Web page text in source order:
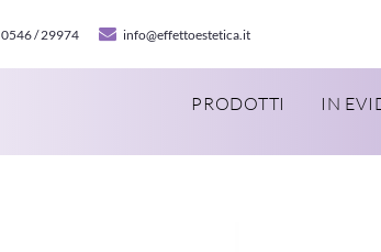
0546 / 29974 info@effettoestetica.it
PRODOTTI IN